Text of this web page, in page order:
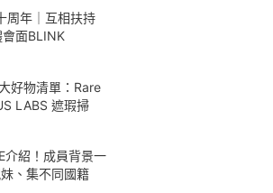
周年｜互相扶持
面BLINK
好物清單：Rare
LABS 遮瑕掃
介紹！成員背景一
、集不同國籍